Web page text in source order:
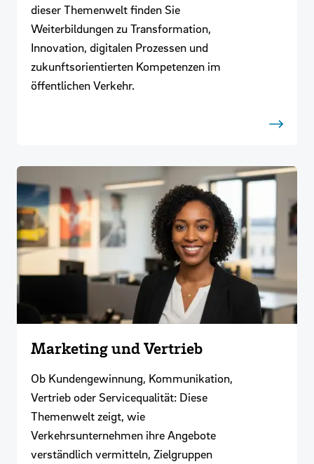
dieser Themenwelt finden Sie
Weiterbildungen zu Transformation,
Innovation, digitalen Prozessen und
zukunftsorientierten Kompetenzen im
öffentlichen Verkehr.
Marketing und Vertrieb
Ob Kundengewinnung, Kommunikation,
Vertrieb oder Servicequalität: Diese
Themenwelt zeigt, wie
Verkehrsunternehmen ihre Angebote
verständlich vermitteln, Zielgruppen